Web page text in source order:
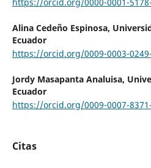
Alina Cedeño Espinosa,
Ecuador
https://orcid.org/0009-0003-
Jordy Masapanta Analuisa,
Ecuador
https://orcid.org/0009-0007-
Citas